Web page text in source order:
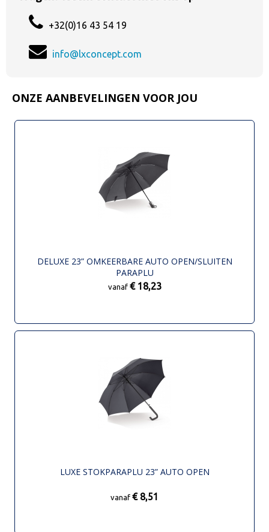
+32(0)16 43 54 19
info@lxconcept.com
ONZE AANBEVELINGEN VOOR JOU
DELUXE 23” OMKEERBARE AUTO OPEN/SLUITEN
PARAPLU
vanaf € 18,23
LUXE STOKPARAPLU 23” AUTO OPEN
vanaf € 8,51